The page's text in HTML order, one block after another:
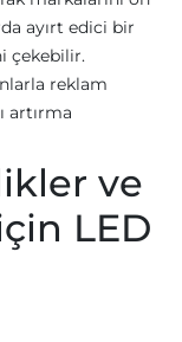
ayırt edici bir
çekebilir.
reklam
artırma
ve
LED